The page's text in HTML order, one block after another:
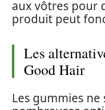
aux vôtres pour
produit peut
Les
Good Hair
Les gummies ne